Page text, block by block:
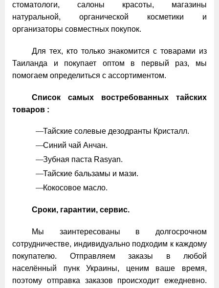
стоматологи, салоны красоты, магазины
натуральной, органической косметики и
организаторы совместных покупок.
Для тех, кто только знакомится с товарами из
Таиланда и покупает оптом в первый раз, мы
помогаем определиться с ассортиментом.
Список самых востребованных тайских
товаров :
Тайские солевые дезодранты Кристалл.
Синий чай Анчан.
Зубная паста Rasyan.
Тайские бальзамы и мази.
Кокосовое масло.
Сроки, гарантии, сервис.
Мы заинтересованы в долгосрочном
сотрудничестве, индивидуально подходим к каждому
покупателю. Отправляем заказы в любой
населённый пунк Украины, ценим ваше время,
поэтому отправка заказов происходит ежедневно.